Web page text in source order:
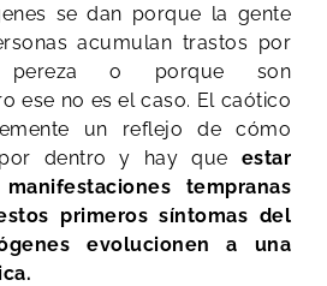
se dan porque la gente
acumulan trastos por
pereza o porque son
ese no es el caso. El caótico
un reflejo de cómo
dentro y hay que estar
tempranas
primeros síntomas del
evolucionen a una